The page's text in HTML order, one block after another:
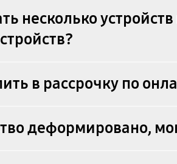
несколько
в рассрочку по
деформировано,